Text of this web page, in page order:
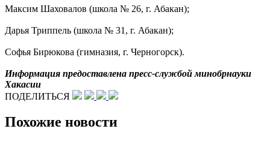
Максим Шаховалов (школа № 26, г. Абакан);
Дарья Триппель (школа № 31, г. Абакан);
Софья Бирюкова (гимназия, г. Черногорск).
Информация предоставлена пресс-службой минобрнауки
Хакасии
ПОДЕЛИТЬСЯ
Похожие новости